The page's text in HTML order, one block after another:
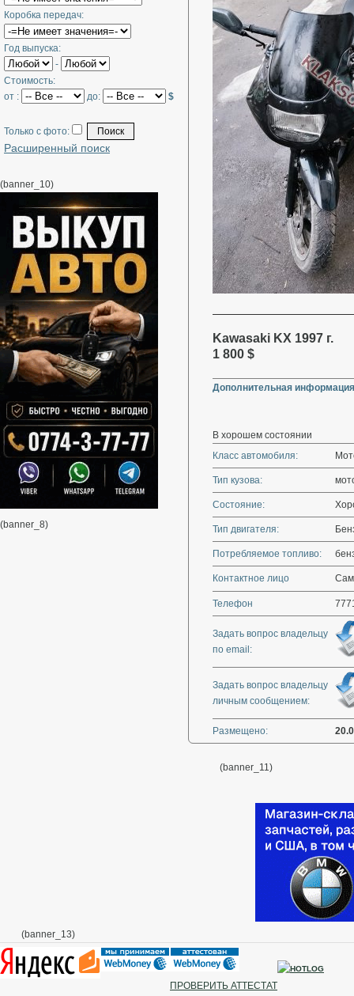
Коробка передач:
Год выпуска:
-
Стоимость:
от :
до: $
Только с фото:
Расширенный поиск
(banner_10)
(banner_8)
Kawasaki KX 1997 г.
1 800 $
Дополнительная
В хорошем состоянии
Класс автомобиля:
Тип кузова:
Состояние:
Тип двигателя:
Потребляемое топливо:
Контактное лицо
Телефон
Задать вопрос владельцу
по email:
Задать вопрос владельцу
личным сообщением:
Размещено:
(banner_11)
(banner_13)
ПРОВЕРИТЬ АТТЕСТАТ